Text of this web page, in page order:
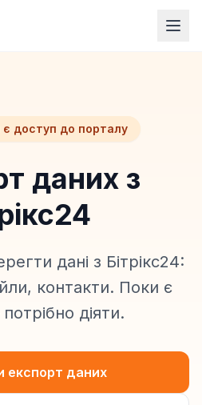
є доступ до порталу
даних з
дані з Бітрікс24:
контакти. Поки є
діяти.
експорт даних